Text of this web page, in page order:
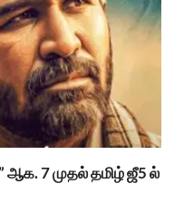
ஆக. 7 முதல் தமிழ் ஜீ5 ல்